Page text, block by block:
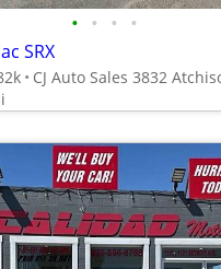
• • • •
SRX